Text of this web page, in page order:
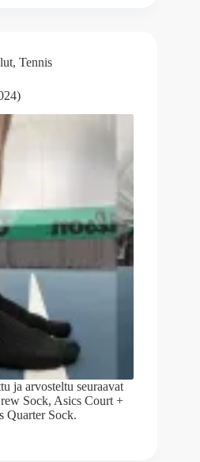
, Tennis
ja arvosteltu seuraavat
Sock, Asics Court +
Quarter Sock.